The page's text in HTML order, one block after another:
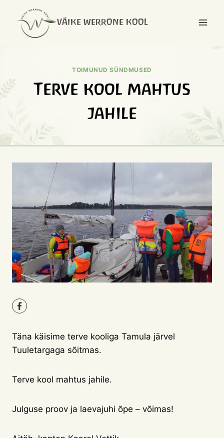
content
VÄIKE WERRONE KOOL
TOIMUNUD SÜNDMUSED
Terve kool mahtus
jahile
Täna käisime terve kooliga Tamula järvel
Tuuletargaga sõitmas.
Terve kool mahtus jahile.
Julguse proov ja laevajuhi õpe – võimas!